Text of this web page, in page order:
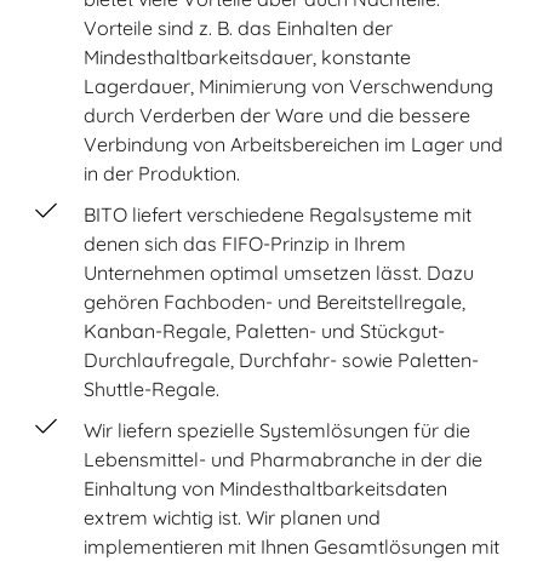
Vorteile sind z. B. das Einhalten der
Mindesthaltbarkeitsdauer, konstante
Lagerdauer, Minimierung von Verschwendung
durch Verderben der Ware und die bessere
Verbindung von Arbeitsbereichen im Lager und
in der Produktion.
BITO liefert verschiedene Regalsysteme mit
denen sich das FIFO-Prinzip in Ihrem
Unternehmen optimal umsetzen lässt. Dazu
gehören Fachboden- und Bereitstellregale,
Kanban-Regale, Paletten- und Stückgut-
Durchlaufregale, Durchfahr- sowie Paletten-
Shuttle-Regale.
Wir liefern spezielle Systemlösungen für die
Lebensmittel- und Pharmabranche in der die
Einhaltung von Mindesthaltbarkeitsdaten
extrem wichtig ist. Wir planen und
implementieren mit Ihnen Gesamtlösungen mit